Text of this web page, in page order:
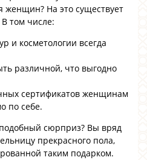
На это существует
том числе:
и косметологии всегда
различной, что выгодно
сертификатов женщинам
по себе.
сюрприз? Вы вряд
прекрасного пола,
таким подарком.